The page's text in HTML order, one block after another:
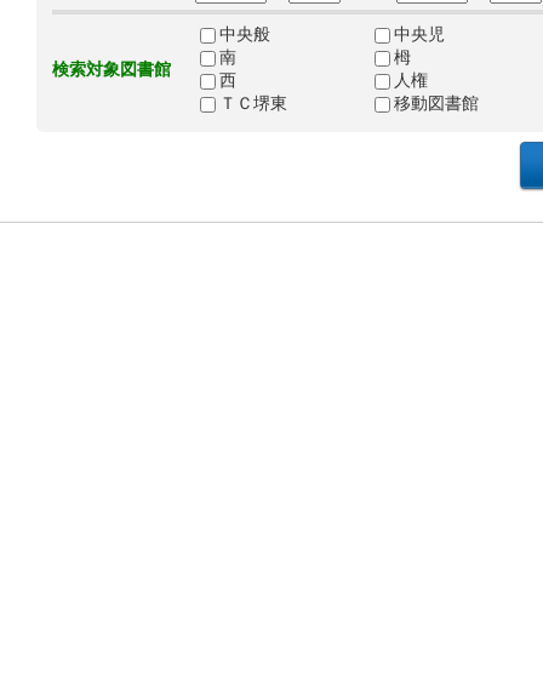
検索対象図書館
中央般
中央児
南
栂
西
人権
ＴＣ堺東
移動図書館